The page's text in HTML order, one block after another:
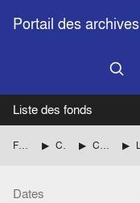
Portail des archives
Liste des fonds
Fonds Félix Somary Correspondance de Félix Somary Correspondance de Wolfgang F. Somary
Dates